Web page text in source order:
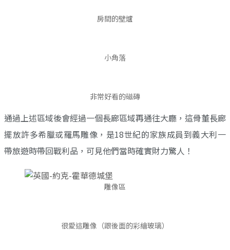
房間的壁爐
小角落
非常好看的磁磚
通過上述區域後會經過一個長廊區域再通往大廳，這骨董長廊
擺放許多希臘或羅馬雕像，是18世紀的家族成員到義大利一
帶旅遊時帶回戰利品，可見他們當時確實財力驚人！
雕像區
很愛這雕像（跟後面的彩繪玻璃）